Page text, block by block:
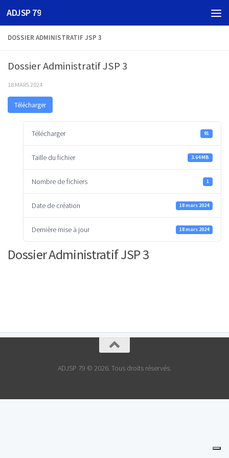
Skip to content
ADJSP 79
DOSSIER ADMINISTRATIF JSP 3
Dossier Administratif JSP 3
18 MARS 2024
Télécharger
Télécharger 91
Taille du fichier 3.64 MB
Nombre de fichiers 1
Date de création 18 mars 2024
Dernière mise à jour 18 mars 2024
Dossier Administratif JSP 3
ADJSP 79 © 2026. Tous droits réservés.